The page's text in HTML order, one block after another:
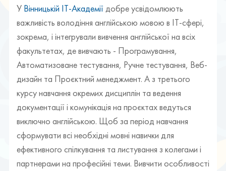
У Вінницькій ІТ-Академії добре усвідомлюють
важливість володіння англійською мовою в ІТ-сфері,
зокрема, і інтегрували вивчення англійської на всіх
факультетах, де вивчають - Програмування,
Автоматизоване тестування, Ручне тестування, Веб-
дизайн та Проєктний менеджмент. А з третього
курсу навчання окремих дисциплін та ведення
документації і комунікація на проєктах ведуться
виключно англійською. Щоб за період навчання
сформувати всі необхідні мовні навички для
ефективного спілкування та листування з колегами і
партнерами на професійні теми. Вивчити особливості